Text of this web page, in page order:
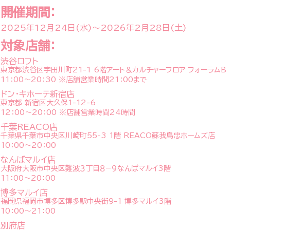
開催期間：
2025年12月24日(水) ～ 2026年2月28日(土)
対象店舗：
渋谷ロフト
東京都渋谷区宇田川町21-1 6階アート＆カルチャーフロア フォーラムB
11：00～20：30 ※店舗営業時間21：00まで
ドン・キホーテ新宿店
東京都 新宿区大久保1-12-6
12：00～20：00 ※店舗営業時間24時間
千葉REACO店
千葉県千葉市中央区川崎町55-3 1階 REACO蘇我島忠ホームズ店
10：00～20：00
なんばマルイ店
大阪府大阪市中央区難波３丁目８−９なんばマルイ3階
11：00～20：00
博多マルイ店
福岡県福岡市博多区博多駅中央街9-1 博多マルイ3階
10：00～21：00
別府店